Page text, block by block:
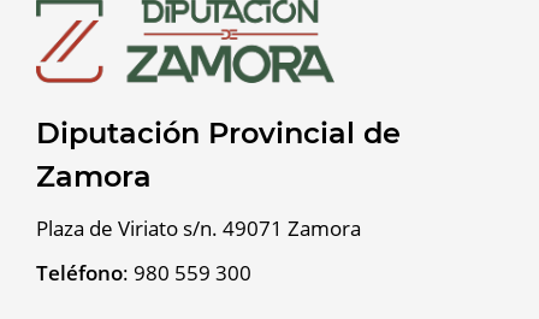
Diputación Provincial de
Zamora
Plaza de Viriato s/n. 49071 Zamora
Teléfono: 980 559 300